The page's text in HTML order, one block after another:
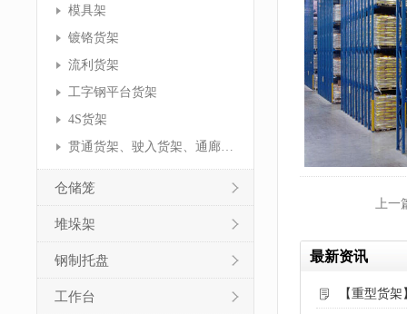
模具架
镀铬货架
流利货架
工字钢平台货架
4S货架
贯通货架、驶入货架、通廊货架
仓储笼
堆垛架
钢制托盘
工作台
上一
最新资讯
【重型货